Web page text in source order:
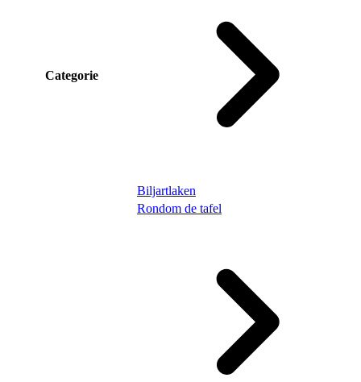
Categorie
Biljartlaken
Rondom de tafel